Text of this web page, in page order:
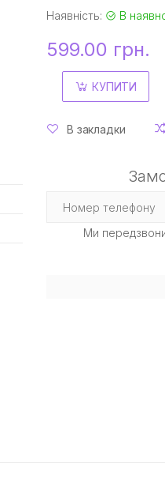
Наявність: В
599.00 грн.
КУПИТИ
В закладки
Ми